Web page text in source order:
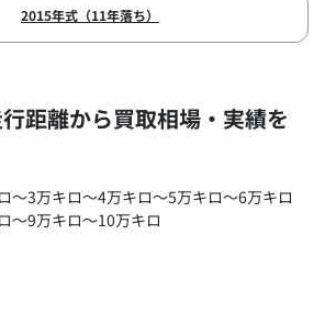
2015年式（11年落ち）
距離から買取相場・実績を
～3万キロ～4万キロ～5万キロ～6万キロ
～9万キロ～10万キロ